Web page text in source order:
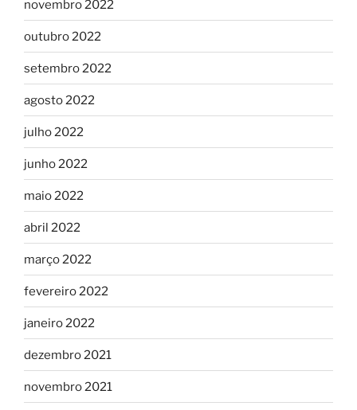
novembro 2022
outubro 2022
setembro 2022
agosto 2022
julho 2022
junho 2022
maio 2022
abril 2022
março 2022
fevereiro 2022
janeiro 2022
dezembro 2021
novembro 2021